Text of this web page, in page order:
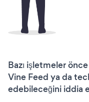
Bazı işletmeler
Vine Feed ya da
edebileceğini iddia